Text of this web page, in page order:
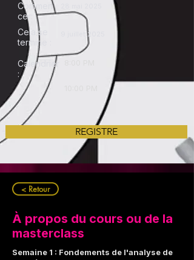
Commen
cer:
Cela se
termine :
9 juillet 2025
Calendrier
:
REGISTRE
< Retour
À propos du cours ou de la
masterclass
Semaine 1 : Fondements de l'analyse de